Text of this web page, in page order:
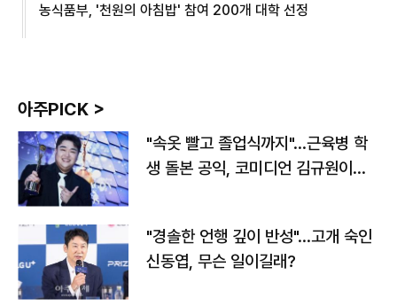
농식품부, '천원의 아침밥' 참여 200개 대학 선정
아주PICK >
"속옷 빨고 졸업식까지"…근육병 학
생 돌본 공익, 코미디언 김규원이었
"경솔한 언행 깊이 반성"…고개 숙인
신동엽, 무슨 일이길래?